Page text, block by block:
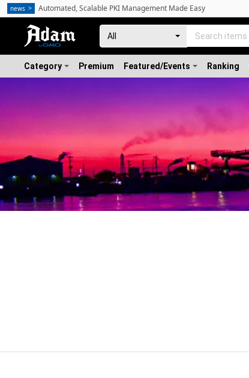
Category Premium Featured/Events Ranking
news Automated, Scalable PKI Management Made Easy